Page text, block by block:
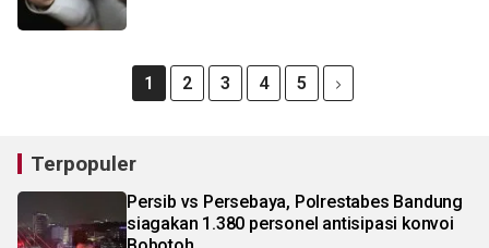
1 2 3 4 5
Terpopuler
Persib vs Persebaya, Polrestabes Bandung
siagakan 1.380 personel antisipasi konvoi